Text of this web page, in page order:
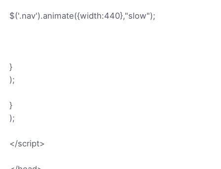
$('.nav').animate({width:440},"slow");
}
);
}
);
</script>